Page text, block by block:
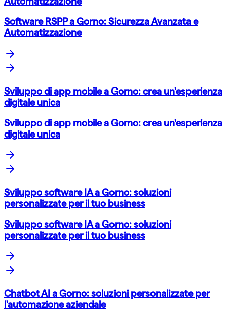
Software RSPP a Gorno: Sicurezza Avanzata e
Automatizzazione
Sviluppo di app mobile a Gorno: crea un'esperienza
digitale unica
Sviluppo di app mobile a Gorno: crea un'esperienza
digitale unica
Sviluppo software IA a Gorno: soluzioni
personalizzate per il tuo business
Sviluppo software IA a Gorno: soluzioni
personalizzate per il tuo business
Chatbot AI a Gorno: soluzioni personalizzate per
l'automazione aziendale